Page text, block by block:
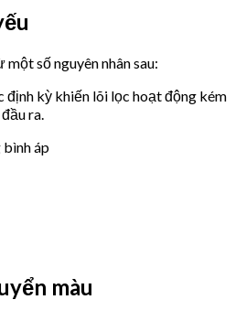
số nguyên nhân sau:
định kỳ khiến lõi lọc hoạt động kém
ra.
áp
màu